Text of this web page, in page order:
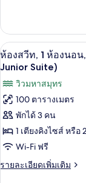
Suite)
(Apurva
Prestige
Ocean
Suite)
นอน,
สระ
ว่าย
น้ำ
ส่วน
ตัว,
วิว
สวน
(Apurva
เกี่ยว
กับ
ห้อง
สวี
ห้อง
นอน,
สระ
ว่าย
ส่วน
ตัว,
วิว
เปิด
ภาพถ่าย
ทั้งหมด
ของ
ห้อง
สวีท,
ห้อง
2
ห้องสวีท, 1 ห้องนอ
Junior Suite)
วิวมหาสมุทร
100 ตารางเมตร
พักได้ 3 คน
1 เตียงคิงไซส์ หรือ
Wi-Fi ฟรี
รายละเอียดเพิ่มเติม
ราย